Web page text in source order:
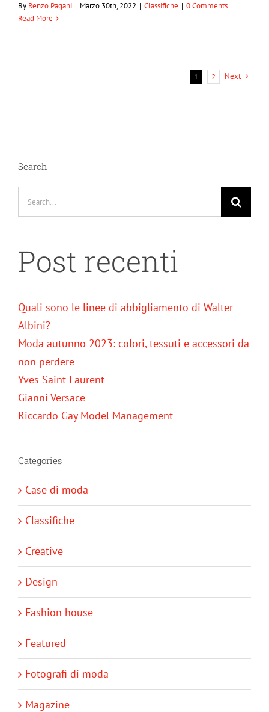
By Renzo Pagani | Marzo 30th, 2022 | Classifiche | 0 Comments
Read More
1 2 Next
Search
for:
Post recenti
Quali sono le linee di abbigliamento di Walter
Albini?
Moda autunno 2023: colori, tessuti e accessori da
non perdere
Yves Saint Laurent
Gianni Versace
Riccardo Gay Model Management
Categories
Case di moda
Classifiche
Creative
Design
Fashion house
Featured
Fotografi di moda
Magazine